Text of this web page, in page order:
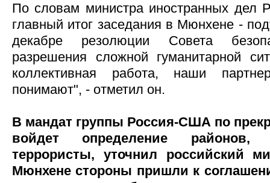
По словам министра иностранных дел
главный итог заседания в Мюнхене -
декабре резолюции Совета
разрешения сложной гуманитарной
коллективная работа, наши
понимают", - отметил он.
В мандат группы Россия-США по
войдет определение районов,
террористы, уточнил российский
Мюнхене стороны пришли к